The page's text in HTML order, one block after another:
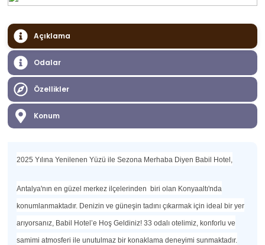
Açıklama
Odalar
Özellikler
Konum
2025 Yılına Yenilenen Yüzü ile Sezona Merhaba Diyen Babil Hotel,
Antalya'nın en güzel merkez ilçelerinden biri olan Konyaaltı'nda
konumlanmaktadır. Denizin ve güneşin tadını çıkarmak için ideal bir yer
arıyorsanız, Babil Hotel’e Hoş Geldiniz! 33 odalı otelimiz, konforlu ve
samimi atmosferi ile unutulmaz bir konaklama deneyimi sunmaktadır.